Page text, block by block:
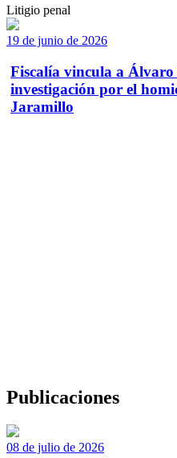
Litigio penal
19 de junio de 2026
Fiscalía vincula a Álvaro
investigación por el
Jaramillo
Publicaciones
08 de julio de 2026